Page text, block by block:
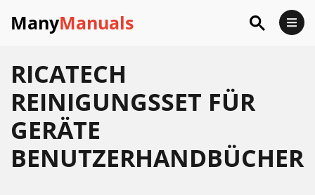
ManyManuals
RICATECH
REINIGUNGSSET FÜR
GERÄTE
BENUTZERHANDBÜCHER